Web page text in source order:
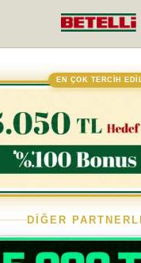
EN ÇOK TERCİH
DİĞER